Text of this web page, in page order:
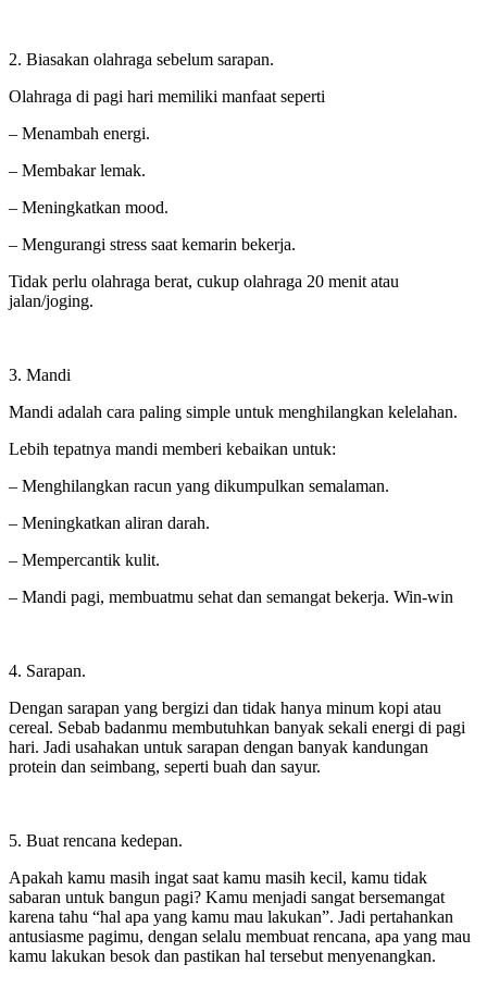
2. Biasakan olahraga sebelum sarapan.
Olahraga di pagi hari memiliki manfaat seperti
– Menambah energi.
– Membakar lemak.
– Meningkatkan mood.
– Mengurangi stress saat kemarin bekerja.
Tidak perlu olahraga berat, cukup olahraga 20 menit atau
jalan/joging.
3. Mandi
Mandi adalah cara paling simple untuk menghilangkan kelelahan.
Lebih tepatnya mandi memberi kebaikan untuk:
– Menghilangkan racun yang dikumpulkan semalaman.
– Meningkatkan aliran darah.
– Mempercantik kulit.
– Mandi pagi, membuatmu sehat dan semangat bekerja. Win-win
4. Sarapan.
Dengan sarapan yang bergizi dan tidak hanya minum kopi atau
cereal. Sebab badanmu membutuhkan banyak sekali energi di pagi
hari. Jadi usahakan untuk sarapan dengan banyak kandungan
protein dan seimbang, seperti buah dan sayur.
5. Buat rencana kedepan.
Apakah kamu masih ingat saat kamu masih kecil, kamu tidak
sabaran untuk bangun pagi? Kamu menjadi sangat bersemangat
karena tahu “hal apa yang kamu mau lakukan”. Jadi pertahankan
antusiasme pagimu, dengan selalu membuat rencana, apa yang mau
kamu lakukan besok dan pastikan hal tersebut menyenangkan.